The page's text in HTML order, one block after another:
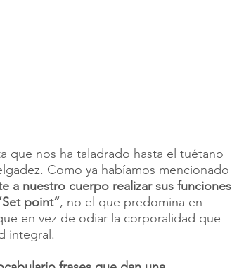
que nos ha taladrado hasta el tuétano
Como ya habíamos mencionado
a nuestro cuerpo realizar sus funciones
point”, no el que predomina en
en vez de odiar la corporalidad que
integral.